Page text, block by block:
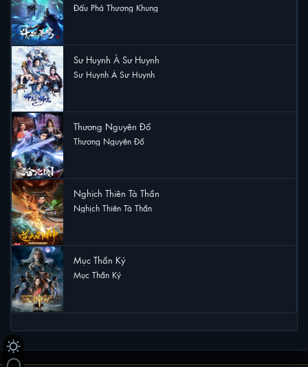
Đấu Phá Thương Khung
Sư Huynh À Sư Huynh
Sư Huynh À Sư Huynh
Thương Nguyên Đồ
Thương Nguyên Đồ
Nghịch Thiên Tà Thần
Nghịch Thiên Tà Thần
Mục Thần Ký
Mục Thần Ký